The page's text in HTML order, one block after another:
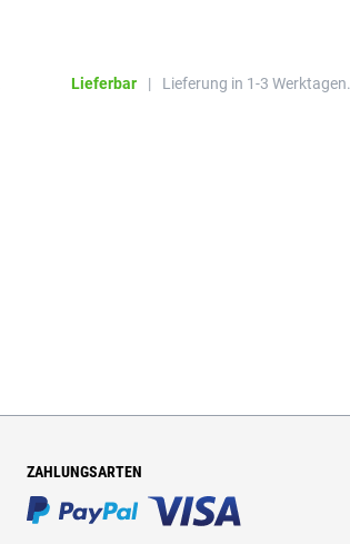
Lieferbar | Lieferung in 1-3 Werktagen.
ZAHLUNGSARTEN